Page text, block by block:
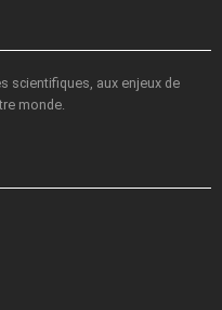
scientifiques, aux enjeux de
monde.